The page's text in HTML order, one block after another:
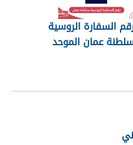
السفارة الروسية
عمان الموحد